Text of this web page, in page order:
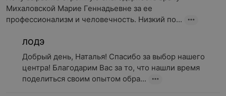
Михаловской Марие Геннадьевне за ее
профессионализм и человечность. Низкий по...
ЛОДЭ
Добрый день, Наталья! Спасибо за выбор нашего
центра! Благодарим Вас за то, что нашли время
поделиться своим опытом обра...